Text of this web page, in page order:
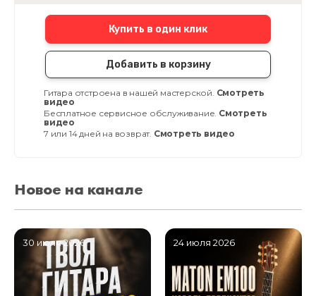
Купить в один клик
Добавить в корзину
Гитара отстроена в нашей мастерской. Смотреть
видео
Бесплатное сервисное обслуживание. Смотреть
видео
7 или 14 дней на возврат. Смотреть видео
Новое на канале
30 июля 2026 24 июля 2026